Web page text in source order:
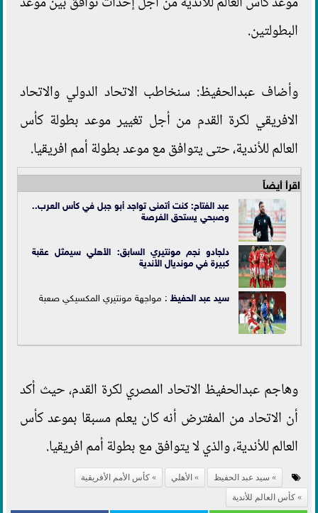
البطولتين.
وأضاف عبدالحفيظ: سنخاطب الاتحاد الدولي والاتحاد
الافريقي لكرة القدم من أجل تغيير موعد بطولة كأس
العالم للأندية، حتى يتوافق مع موعد بطولة أمم افريقيا.
اقرأ أيضاً
عبد الفتاح: كنت أتمنى تواجد أبو جبل في كأس العرب..
وصبحي يستحق الفرصة
دلجادو نجم مونتيري السابق: الأهلي سيمثل عقبة
كبيرة في مونديال الأندية
سيد عبد الحفيظ : مواجهة مونتيري المكسيكي صعبة
وهاجم عبدالحفيظ الاتحاد المصري لكرة القدم، حيث أكد
أن الاتحاد من المفترض أنه كان يعلم مسبقا بموعد كأس
العالم للأندية، والذي لا يتوافق مع بطولة أمم افريقيا.
سيد عبد الحفيظ الأهلي
كأس الأمم الأفريقية
كأس العالم للأندية